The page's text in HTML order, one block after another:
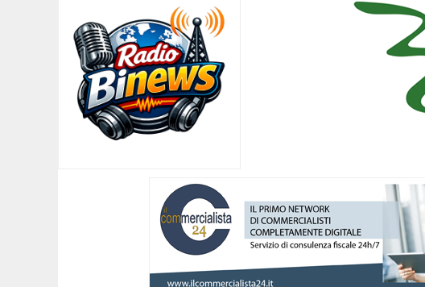
[ 06/08/2026 ] Torna l’Aquilonia Jazz Fest: al via la seconda
IRPINIA
[ 06/08/2026 ] Torna l’Aquilonia Jazz Fest: al via la seconda
[ 06/08/2026 ] Valle dell’Irno: sfonda la porta di casa per
l’intervento dei Carabinieri
[ 06/08/2026 ] QUADRELLE. Caditoie, stop ai volontari:
EVIDENZA
[ 29/08/2025 ] SANT’Oggi. Venerdì 29 agosto la chiesa